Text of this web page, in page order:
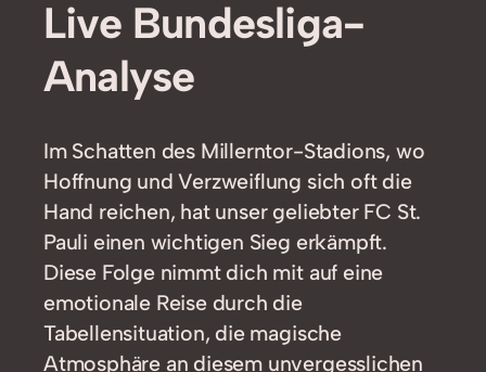
Live Bundesliga-
Analyse
Im Schatten des Millerntor-Stadions, wo
Hoffnung und Verzweiflung sich oft die
Hand reichen, hat unser geliebter FC St.
Pauli einen wichtigen Sieg erkämpft.
Diese Folge nimmt dich mit auf eine
emotionale Reise durch die
Tabellensituation, die magische
Atmosphäre an diesem unvergesslichen